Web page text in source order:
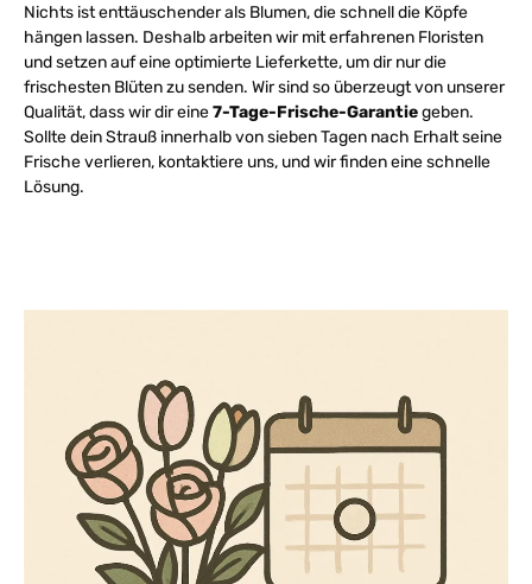
Nichts ist enttäuschender als Blumen, die schnell die Köpfe
hängen lassen. Deshalb arbeiten wir mit erfahrenen Floristen
und setzen auf eine optimierte Lieferkette, um dir nur die
frischesten Blüten zu senden. Wir sind so überzeugt von unserer
Qualität, dass wir dir eine7-Tage-Frische-Garantiegeben.
Sollte dein Strauß innerhalb von sieben Tagen nach Erhalt seine
Frische verlieren, kontaktiere uns, und wir finden eine schnelle
Lösung.